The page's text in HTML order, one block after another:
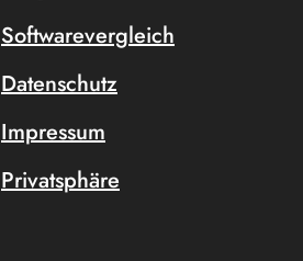
Softwarevergleich
Datenschutz
Impressum
Privatsphäre